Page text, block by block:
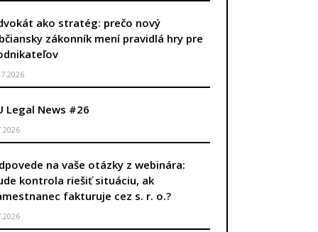
ako stratég: prečo nový
zákonník mení pravidlá hry pre
Legal News #26
na vaše otázky z webinára:
kontrola riešiť situáciu, ak
fakturuje cez s. r. o.?